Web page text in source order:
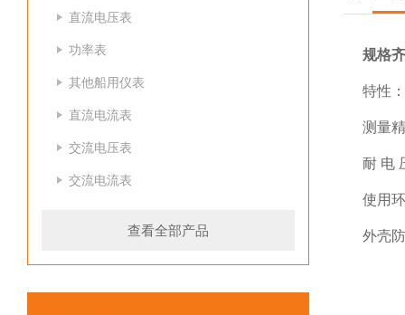
直流电压表
功率表
其他船用仪表
直流电流表
交流电压表
交流电流表
查看全部产品
规格
特性
测量
耐 电
使用
外壳